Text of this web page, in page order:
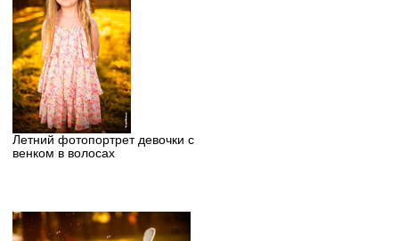
Летний фотопортрет девочки с
венком в волосах